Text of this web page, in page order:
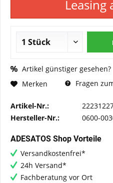
Leasing
Artikel günstiger gesehen?
Merken
Fragen
Artikel-Nr.:
Hersteller-Nr.:
0600-
ADESATOS Shop Vorteile
Versandkostenfrei*
24h Versand*
Fachberatung vor Ort